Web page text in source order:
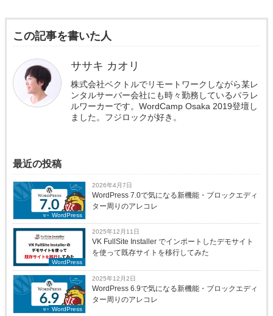
この記事を書いた人
ササキ カオリ
株式会社ベクトルでリモートワークしながら某レ
ンタルサーバー会社にも時々勤務しているパラレ
ルワーカーです。WordCamp Osaka 2019登壇し
ました。フジロックが好き。
最近の投稿
WordPress
2026年4月7日
WordPress 7.0で気になる新機能・ブロックエディ
ター周りのアレコレ
WordPress
2025年12月11日
VK FullSite Installer でインポートしたデモサイト
を使って既存サイトを移行してみた
WordPress
2025年12月2日
WordPress 6.9で気になる新機能・ブロックエディ
ター周りのアレコレ